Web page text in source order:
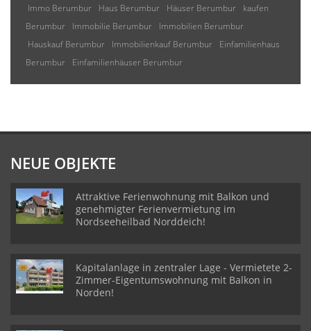
Immo Berumbur Haus Berumbur Häuser Berumbur
kaufen
Berumbur
Immobilie Berumbur
Immobilien Berumbur
Hauskauf Berumbur
Immobilienkauf Berumbur
Einfamilienhaus
Berumbur
Einfamilienhäuser Berumbur
NEUE OBJEKTE
Attraktive Ferienwohnung mit Balkon und
genehmigter Ferienvermietung im
Nordseeheilbad Norddeich!
Kapitalanlage in zentraler Lage - Vermietete 2-
Zimmer-Eigentumswohnung mit Balkon in
Norden!